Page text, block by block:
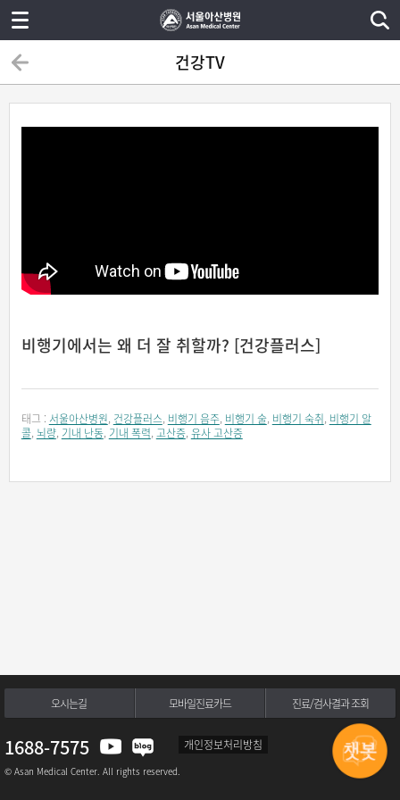
건강TV
비행기에서는 왜 더 잘 취할까? [건강플러스]
태그 : 서울아산병원, 건강플러스, 비행기 음주, 비행기 술, 비행기 숙취, 비행기 알
콜, 뇌량, 기내 난동, 기내 폭력, 고산증, 유사 고산증
오시는길 모바일진료카드 진료/검사결과 조회
1688-7575 개인정보처리방침
© Asan Medical Center. All rights reserved.